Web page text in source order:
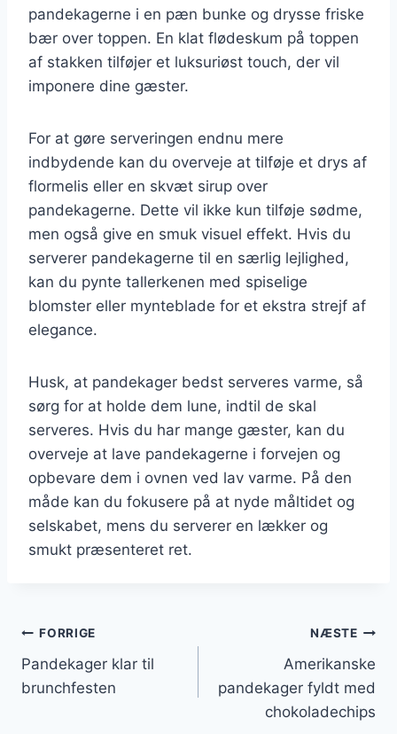
pandekagerne i en pæn bunke og drysse friske
bær over toppen. En klat flødeskum på toppen
af stakken tilføjer et luksuriøst touch, der vil
imponere dine gæster.
For at gøre serveringen endnu mere
indbydende kan du overveje at tilføje et drys af
flormelis eller en skvæt sirup over
pandekagerne. Dette vil ikke kun tilføje sødme,
men også give en smuk visuel effekt. Hvis du
serverer pandekagerne til en særlig lejlighed,
kan du pynte tallerkenen med spiselige
blomster eller mynteblade for et ekstra strejf af
elegance.
Husk, at pandekager bedst serveres varme, så
sørg for at holde dem lune, indtil de skal
serveres. Hvis du har mange gæster, kan du
overveje at lave pandekagerne i forvejen og
opbevare dem i ovnen ved lav varme. På den
måde kan du fokusere på at nyde måltidet og
selskabet, mens du serverer en lækker og
smukt præsenteret ret.
Indlægsnavigation
FORRIGE
Pandekager klar til
brunchfesten
NÆSTE
Amerikanske
pandekager fyldt med
chokoladechips